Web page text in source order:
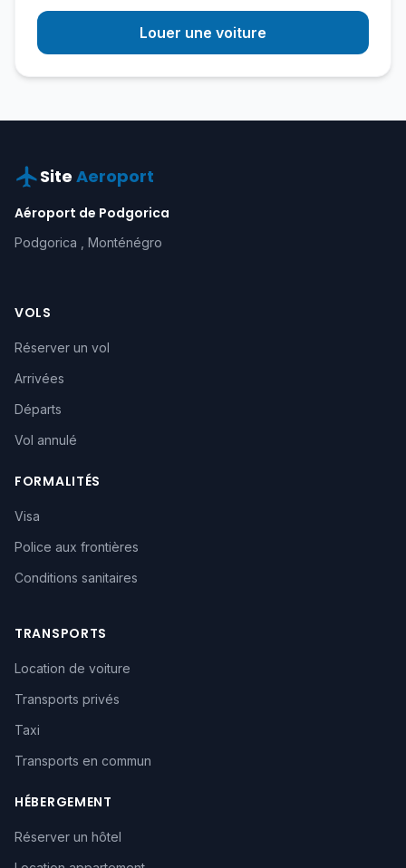
Louer une voiture
Site Aeroport
Aéroport de Podgorica
Podgorica , Monténégro
VOLS
Réserver un vol
Arrivées
Départs
Vol annulé
FORMALITÉS
Visa
Police aux frontières
Conditions sanitaires
TRANSPORTS
Location de voiture
Transports privés
Taxi
Transports en commun
HÉBERGEMENT
Réserver un hôtel